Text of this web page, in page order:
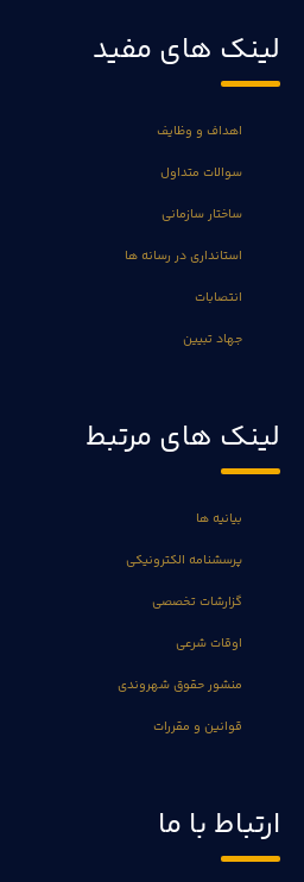
لینک های مفید
اهداف و وظایف
سوالات متداول
ساختار سازمانی
استانداری در رسانه ها
انتصابات
جهاد تبیین
لینک های مرتبط
بیانیه ها
پرسشنامه الکترونیکی
گزارشات تخصصی
اوقات شرعی
منشور حقوق شهروندی
قوانین و مقررات
ارتباط با ما